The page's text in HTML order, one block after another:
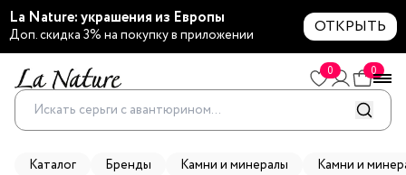
La Nature: украшения из Европы
Доп. скидка 3% на покупку в приложении ОТКРЫТЬ
0 0
Каталог Бренды Камни и минералы Камни и